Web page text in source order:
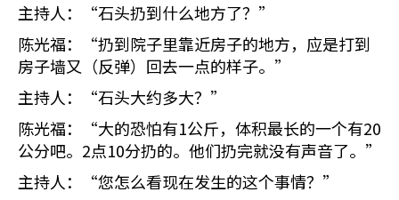
主持人：“石头扔到什么地方了？”
陈光福：“扔到院子里靠近房子的地方，应是打到
房子墙又（反弹）回去一点的样子。”
主持人：“石头大约多大？”
陈光福：“大的恐怕有1公斤，体积最长的一个有20
公分吧。2点10分扔的。他们扔完就没有声音了。”
主持人：“您怎么看现在发生的这个事情？”